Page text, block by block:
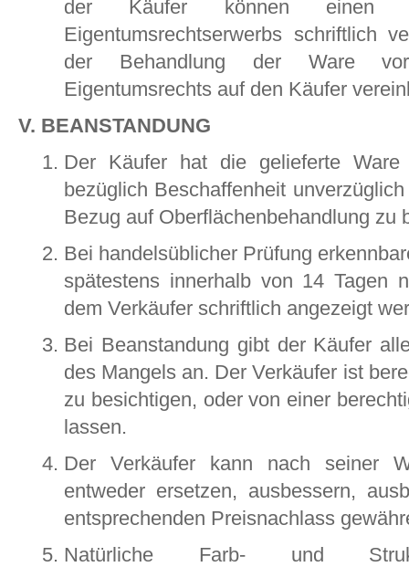
der Käufer können einen
Eigentumsrechtserwerbs schriftlich
der Behandlung der Ware
Eigentumsrechts auf den Käufer
V. BEANSTANDUNG
Der Käufer hat die gelieferte
bezüglich Beschaffenheit
Bezug auf Oberflächenbehandlung zu
Bei handelsüblicher Prüfung
spätestens innerhalb von 14 Tagen
dem Verkäufer schriftlich angezeigt
Bei Beanstandung gibt der Käufer
des Mangels an. Der Verkäufer ist
zu besichtigen, oder von einer
lassen.
Der Verkäufer kann nach seiner
entweder ersetzen, ausbessern,
entsprechenden Preisnachlass
Natürliche Farb- und